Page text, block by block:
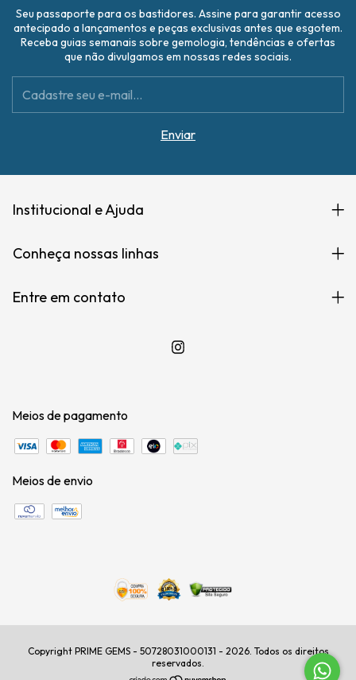
Seu passaporte para os bastidores. Assine para garantir acesso
antecipado a lançamentos e peças exclusivas antes que esgotem.
Receba guias semanais sobre gemologia, tendências e ofertas
que não divulgamos em nossas redes sociais.
Institucional e Ajuda
Conheça nossas linhas
Entre em contato
Meios de pagamento
Meios de envio
Copyright PRIME GEMS - 50728031000131 - 2026. Todos os direitos
reservados.